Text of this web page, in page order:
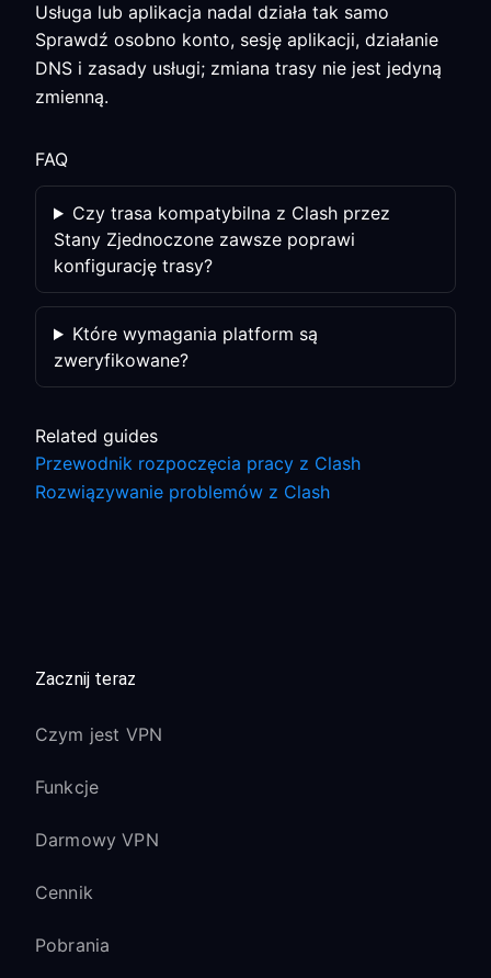
Usługa lub aplikacja nadal działa tak samo
Sprawdź osobno konto, sesję aplikacji, działanie
DNS i zasady usługi; zmiana trasy nie jest jedyną
zmienną.
FAQ
Czy trasa kompatybilna z Clash przez
Stany Zjednoczone zawsze poprawi
konfigurację trasy?
Które wymagania platform są
zweryfikowane?
Related guides
Przewodnik rozpoczęcia pracy z Clash
Rozwiązywanie problemów z Clash
Zacznij teraz
Czym jest VPN
Funkcje
Darmowy VPN
Cennik
Pobrania